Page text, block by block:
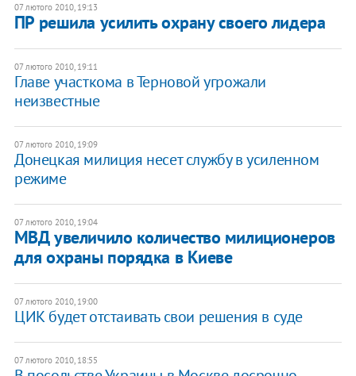
07 лютого 2010, 19:13
ПР решила усилить охрану своего лидера
07 лютого 2010, 19:11
Главе участкома в Терновой угрожали
неизвестные
07 лютого 2010, 19:09
Донецкая милиция несет службу в усиленном
режиме
07 лютого 2010, 19:04
МВД увеличило количество милиционеров
для охраны порядка в Киеве
07 лютого 2010, 19:00
ЦИК будет отстаивать свои решения в суде
07 лютого 2010, 18:55